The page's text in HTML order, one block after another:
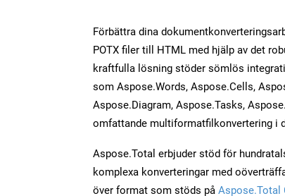
Förbättra dina
POTX filer till HTML med hjälp av det
kraftfulla lösning stöder sömlös
som Aspose.Words, Aspose.Cells,
Aspose.Diagram, Aspose.Tasks,
omfattande multiformatfilkonvertering i
Aspose.Total erbjuder stöd för
komplexa konverteringar med
över format som stöds på Aspose.Total